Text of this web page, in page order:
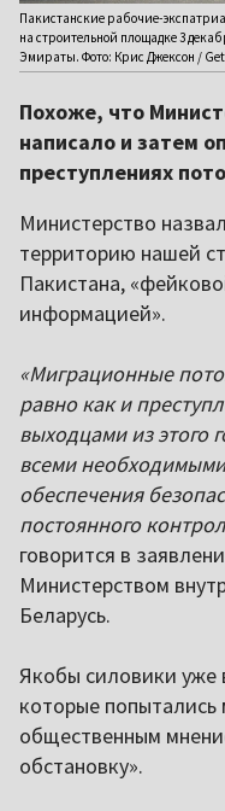
Пакистанские рабочие-
на строительной площадке 3
Эмираты. Фото: Крис Джексон /
Похоже, что
написало и затем
преступлениях
Министерство
территорию нашей
Пакистана,
информацией».
«Миграционные
равно как и
выходцами из этого
всеми
обеспечения
постоянного
говорится в
Министерством
Беларусь.
Якобы силовики уже
которые попытались
общественным
обстановку».